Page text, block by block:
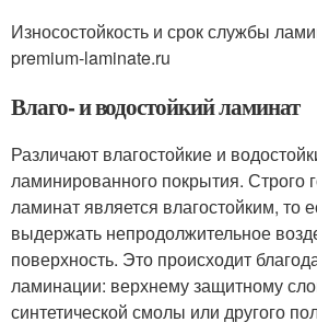
Износостойкость и срок службы
premium-laminate.ru
Влаго- и водостойкий ламинат
Различают влагостойкие и
ламинированного покрытия. Строго
ламинат является влагостойким, то
выдержать непродолжительное
поверхность. Это происходит
ламинации: верхнему защитному
синтетической смолы или другого